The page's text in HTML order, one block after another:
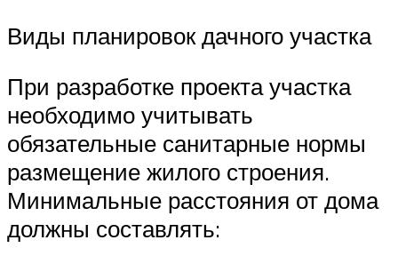
Виды планировок дачного участка
При разработке проекта участка
необходимо учитывать
обязательные санитарные нормы
размещение жилого строения.
Минимальные расстояния от дома
должны составлять: